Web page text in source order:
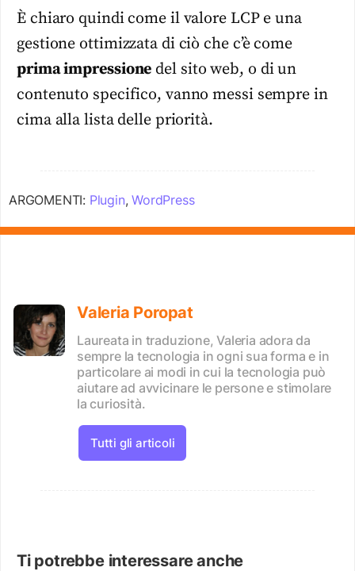
È chiaro quindi come il valore LCP e una
gestione ottimizzata di ciò che c’è come
prima impressione del sito web, o di un
contenuto specifico, vanno messi sempre in
cima alla lista delle priorità.
ARGOMENTI: Plugin,WordPress
Valeria Poropat
Laureata in traduzione, Valeria adora da
sempre la tecnologia in ogni sua forma e in
particolare ai modi in cui la tecnologia può
aiutare ad avvicinare le persone e stimolare
la curiosità.
Tutti gli articoli
Ti potrebbe interessare anche